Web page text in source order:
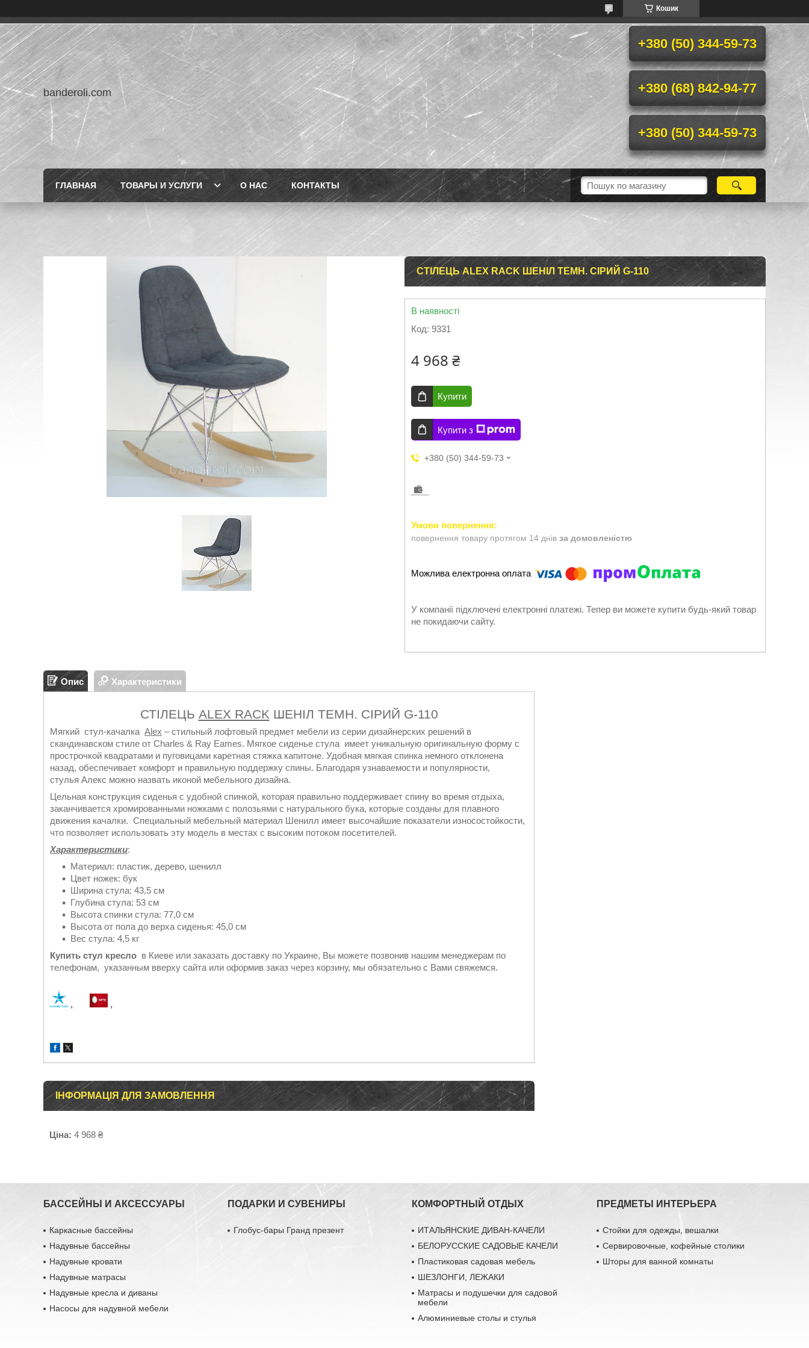
Кошик
banderoli.com
+380 (50) 344-59-73
+380 (68) 842-94-77
+380 (50) 344-59-73
ГЛАВНАЯ ТОВАРЫ И УСЛУГИ О НАС КОНТАКТЫ
СТІЛЕЦЬ ALEX RACK ШЕНІЛ ТЕМН. СІРИЙ G-110
В наявності
Код: 9331
4 968 ₴
Купити
Купити з
+380 (50) 344-59-73
повернення товару протягом 14 днів за домовленістю
У компанії підключені електронні платежі. Тепер ви можете купити будь-який товар
не покидаючи сайту.
Опис Характеристики
СТІЛЕЦЬ ALEX RACK ШЕНІЛ ТЕМН. СІРИЙ G-110
Мягкий стул-качалка Alex – стильный лофтовый предмет мебели из серии дизайнерских решений в
скандинавском стиле от Charles & Ray Eames. Мягкое сиденье стула имеет уникальную оригинальную форму с
прострочкой квадратами и пуговицами каретная стяжка капитоне. Удобная мягкая спинка немного отклонена
назад, обеспечивает комфорт и правильную поддержку спины. Благодаря узнаваемости и популярности,
стулья Алекс можно назвать иконой мебельного дизайна.
Цельная конструкция сиденья с удобной спинкой, которая правильно поддерживает спину во время отдыха,
заканчивается хромированными ножками с полозьями с натурального бука, которые созданы для плавного
движения качалки. Специальный мебельный материал Шенилл имеет высочайшие показатели износостойкости,
что позволяет использовать эту модель в местах с высоким потоком посетителей.
Характеристики:
Материал: пластик, дерево, шенилл
Цвет ножек: бук
Ширина стула: 43,5 см
Глубина стула: 53 см
Высота спинки стула: 77,0 см
Высота от пола до верха сиденья: 45,0 см
Вес стула: 4,5 кг
Купить стул кресло в Киеве или заказать доставку по Украине, Вы можете позвонив нашим менеджерам по
телефонам, указанным вверху сайта или оформив заказ через корзину, мы обязательно с Вами свяжемся.
, ,
ІНФОРМАЦІЯ ДЛЯ ЗАМОВЛЕННЯ
Ціна: 4 968 ₴
БАССЕЙНЫ И АКСЕССУАРЫ
Каркасные бассейны
Надувные бассейны
Надувные кровати
Надувные матрасы
Надувные кресла и диваны
Насосы для надувной мебели
ПОДАРКИ И СУВЕНИРЫ
Глобус-бары Гранд презент
КОМФОРТНЫЙ ОТДЫХ
ИТАЛЬЯНСКИЕ ДИВАН-КАЧЕЛИ
БЕЛОРУССКИЕ САДОВЫЕ КАЧЕЛИ
Пластиковая садовая мебель
ШЕЗЛОНГИ, ЛЕЖАКИ
Матрасы и подушечки для садовой
мебели
Алюминиевые столы и стулья
ПРЕДМЕТЫ ИНТЕРЬЕРА
Стойки для одежды, вешалки
Сервировочные, кофейные столики
Шторы для ванной комнаты